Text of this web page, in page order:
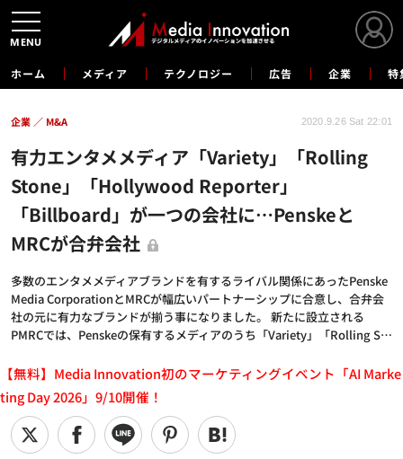
ホーム メディア テクノロジー 広告 企業 特
有力エンタメメディア「Variety」「Rolling
Stone」「Hollywood Reporter」
「Billboard」が一つの会社に…Penskeと
MRCが合弁会社
多数のエンタメメディアブランドを有するライバル関係にあったPenske
Media CorporationとMRCが幅広いパートナーシップに合意し、合弁会
社の元に有力なブランドが揃う事になりました。 新たに設立される
PMRCでは、Penskeの保有するメディアのうち「Variety」「Rolling S…
企業 M&A 2020.9.26 Sat 22:01
【無料】Media Innovation初のマーケティングイベント「AI Marke
ting Day 2026」9/10開催！
MENU